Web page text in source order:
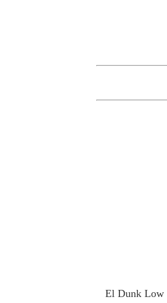
El Dunk Low